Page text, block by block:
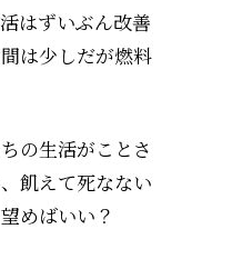
はずいぶん改善
は少しだが燃料
の生活がことさ
飢えて死なない
めばいい？